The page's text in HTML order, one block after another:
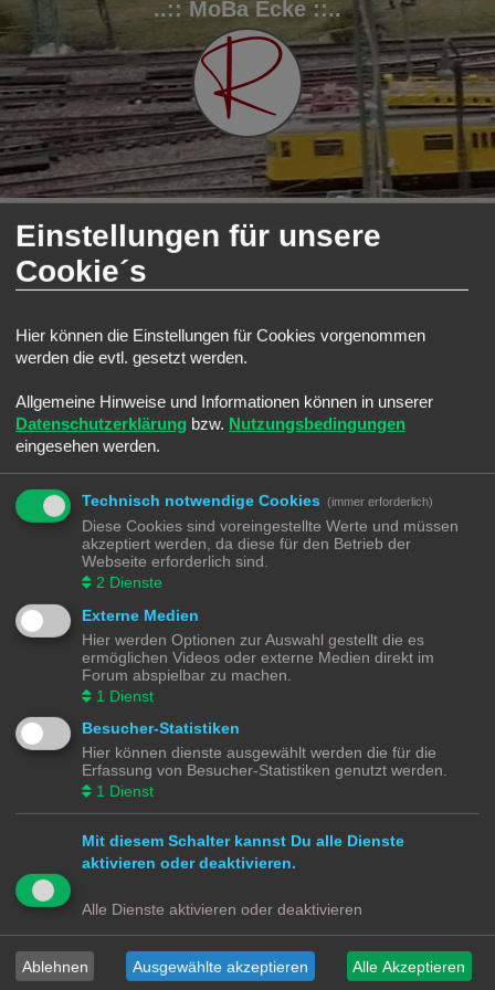
..:: MoBa Ecke ::..
Modellbahnforum Forum Technikecke
Technikecke
Forum
Analog
Digital
Alles zur Digitaltechnik
Themen:
Technik
Themen:1
Wartung | Reparatur
Umbauten | Eigenbauten
Gehe zu
Modellbahnforum
Deutsche Übersetzung durchphpBB.de
Datenschutz|Nutzungsbedingungen
Webseiten
Das Mittelleiter Magazin
Von Klockenstedt über Bürenwerder nach Klingsiel
Einstellungen für unsere
Cookie´s
Hier können die Einstellungen für Cookies vorgenommen
werden die evtl. gesetzt werden.
Allgemeine Hinweise und Informationen können in unserer
Datenschutzerklärung bzw. Nutzungsbedingungen
eingesehen werden.
Technisch notwendige Cookies (immer erforderlich)
Diese Cookies sind voreingestellte Werte und müssen
akzeptiert werden, da diese für den Betrieb der
Webseite erforderlich sind.
2 Dienste
Externe Medien
Hier werden Optionen zur Auswahl gestellt die es
ermöglichen Videos oder externe Medien direkt im
Forum abspielbar zu machen.
1 Dienst
Besucher-Statistiken
Hier können dienste ausgewählt werden die für die
Erfassung von Besucher-Statistiken genutzt werden.
1 Dienst
Mit diesem Schalter kannst Du alle Dienste
aktivieren oder deaktivieren.
Alle Dienste aktivieren oder deaktivieren
Ablehnen Ausgewählte akzeptieren Alle Akzeptieren